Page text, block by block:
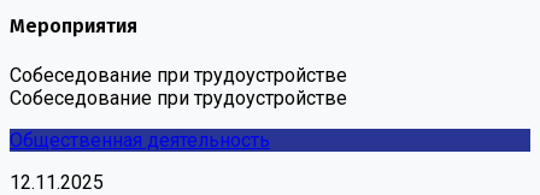
Мероприятия
Собеседование при трудоустройстве
Собеседование при трудоустройстве
Общественная деятельность
12.11.2025